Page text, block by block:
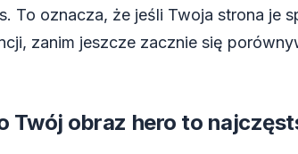
To oznacza, że jeśli Twoja strona je
zanim jeszcze zacznie się
Twój obraz hero to